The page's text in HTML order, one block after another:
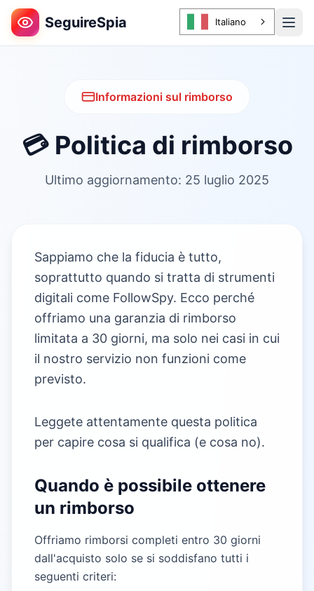
SeguireSpia Italiano
Informazioni sul rimborso
💳 Politica di rimborso
Ultimo aggiornamento: 25 luglio 2025
Sappiamo che la fiducia è tutto,
soprattutto quando si tratta di strumenti
digitali come FollowSpy. Ecco perché
offriamo una garanzia di rimborso
limitata a 30 giorni, ma solo nei casi in cui
il nostro servizio non funzioni come
previsto.
Leggete attentamente questa politica
per capire cosa si qualifica (e cosa no).
Quando è possibile ottenere
un rimborso
Offriamo rimborsi completi entro 30 giorni
dall'acquisto solo se si soddisfano tutti i
seguenti criteri: